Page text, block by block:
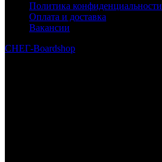
Политика конфиденциальности
Оплата и доставка
Вакансии
СНЕГ-Boardshop